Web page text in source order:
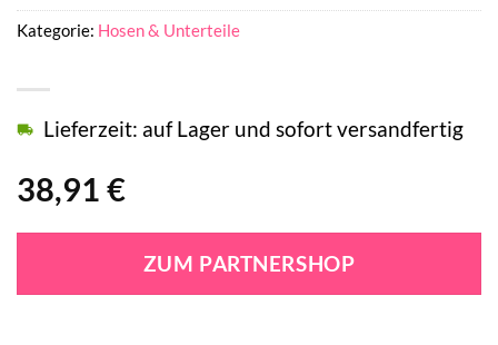
38,91 €
Lieferzeit: auf Lager und sofort versandfertig
ZUM PARTNERSHOP
Kategorie: Hosen & Unterteile